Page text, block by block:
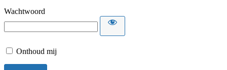
Wachtwoord
Onthoud mij